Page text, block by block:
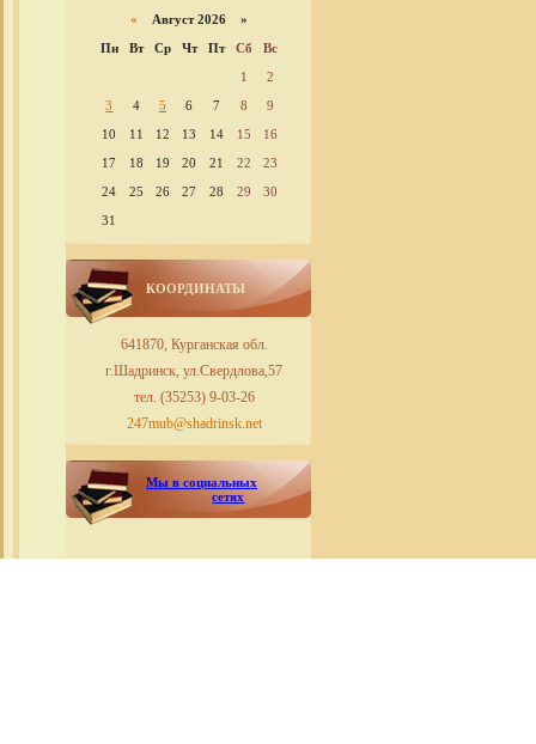
« Август 2026 »
Пн
Вт Ср Чт Пт Сб
Вс
1
2
3
4 5 6 7 8
9
10
11 12 13 14 15
16
17
18 19 20 21 22
23
24
25 26 27 28 29
30
31
КООРДИНАТЫ
641870, Курганская обл.
г.Шадринск, ул.Свердлова,57
тел. (35253) 9-03-26
247mub@shadrinsk.net
Мы в социальных
сетях